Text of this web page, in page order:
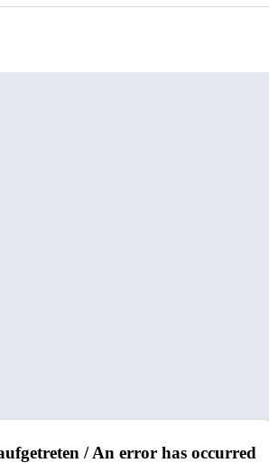
/ An error has occurred